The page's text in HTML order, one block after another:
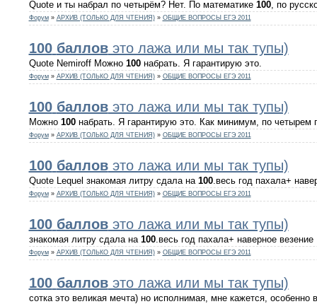
Quote и ты набрал по четырём? Нет. По математике 100, по
Форум » АРХИВ (ТОЛЬКО ДЛЯ ЧТЕНИЯ) » ОБЩИЕ ВОПРОСЫ ЕГЭ 2011
100 балловэто лажа или мы так тупы)
Quote Nemiroff Можно 100набрать. Я гарантирую это.
Форум » АРХИВ (ТОЛЬКО ДЛЯ ЧТЕНИЯ) » ОБЩИЕ ВОПРОСЫ ЕГЭ 2011
100 балловэто лажа или мы так тупы)
Можно 100набрать. Я гарантирую это. Как минимум, по четырем
Форум » АРХИВ (ТОЛЬКО ДЛЯ ЧТЕНИЯ) » ОБЩИЕ ВОПРОСЫ ЕГЭ 2011
100 балловэто лажа или мы так тупы)
Quote Lequel знакомая литру сдала на 100.весь год пахала+
Форум » АРХИВ (ТОЛЬКО ДЛЯ ЧТЕНИЯ) » ОБЩИЕ ВОПРОСЫ ЕГЭ 2011
100 балловэто лажа или мы так тупы)
знакомая литру сдала на 100.весь год пахала+ наверное везение
Форум » АРХИВ (ТОЛЬКО ДЛЯ ЧТЕНИЯ) » ОБЩИЕ ВОПРОСЫ ЕГЭ 2011
100 балловэто лажа или мы так тупы)
сотка это великая мечта) но исполнимая, мне кажется, особенно